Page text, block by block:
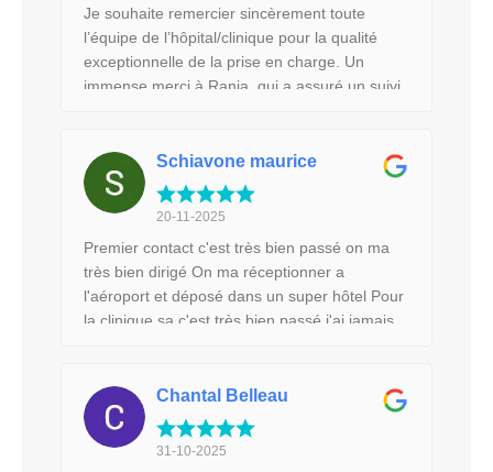
retournerai les yeux fermés. Un grand merci .
Ce fut une expérience plus qu'à la hauteur de
mes espérances. Un grand merci
Je souhaite remercier sincèrement toute
l’équipe de l’hôpital/clinique pour la qualité
exceptionnelle de la prise en charge. Un
immense merci à Rania, qui a assuré un suivi
vacances. Merci également à Selma, présente
sur place, très professionnelle, attentionnée,
et réactive. Je tiens aussi à souligner le
de passer voir ses patientes deux fois par
jour, ce qui est extrêmement rassurant et rare
dans un parcours chirurgical. Sa présence,
son professionnalisme et son humanité font
qui ont été exceptionnels du début à la fin
Schiavone maurice
20-11-2025
Premier contact c'est très bien passé on ma
très bien dirigé On ma réceptionner a
l'aéroport et déposé dans un super hôtel Pour
la clinique sa c'est très bien passé j'ai jamais
en plus mettre une remarque pour Salma
pour sont grand professionnalisme 10/10
MERCI...
Chantal Belleau
31-10-2025